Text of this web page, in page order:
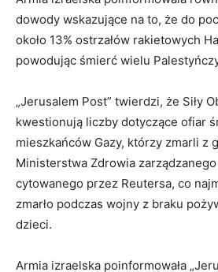
dowody wskazujące na to, że do
około 13% ostrzałów rakietowych
powodując śmierć wielu
„Jerusalem Post” twierdzi, że Siły
kwestionują liczby dotyczące ofiar
mieszkańców Gazy, którzy zmarli z
Ministerstwa Zdrowia
cytowanego przez Reutersa, co
zmarło podczas wojny z braku
dzieci.
Armia izraelska poinformowała